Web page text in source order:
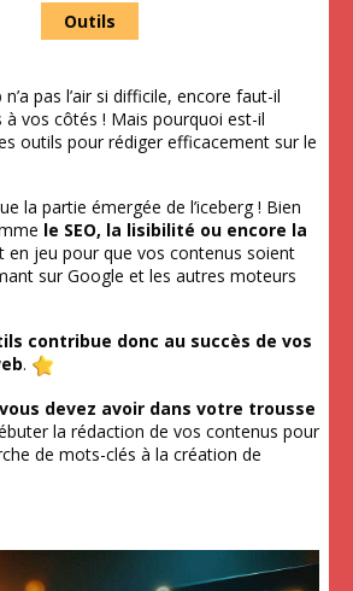
Outils
pas l’air si difficile, encore faut-il
vos côtés ! Mais pourquoi est-il
outils pour rédiger efficacement sur le
la partie émergée de l’iceberg ! Bien
le SEO, la lisibilité ou encore la
en jeu pour que vos contenus soient
sur Google et les autres moteurs
contribue donc au succès de vos
.
devez avoir dans votre trousse
la rédaction de vos contenus pour
de mots-clés à la création de